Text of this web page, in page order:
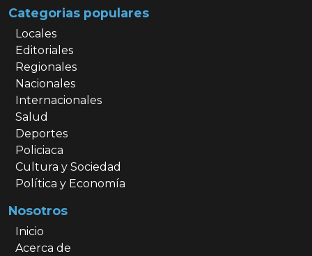
Categorias populares
Locales
Editoriales
Regionales
Nacionales
Internacionales
Salud
Deportes
Policiaca
Cultura y Sociedad
Política y Economía
Nosotros
Inicio
Acerca de